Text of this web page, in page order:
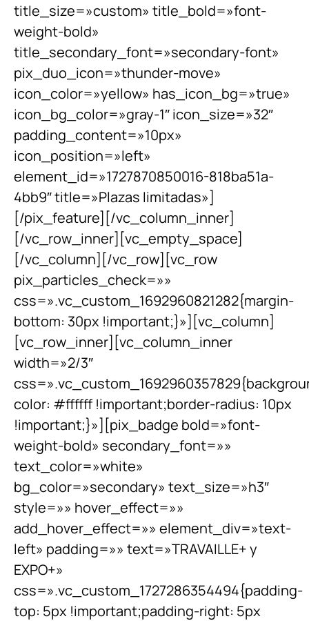
title_size=»custom» title_bold=»font-
weight-bold»
title_secondary_font=»secondary-font»
pix_duo_icon=»thunder-move»
icon_color=»yellow» has_icon_bg=»true»
icon_bg_color=»gray-1″ icon_size=»32″
padding_content=»10px»
icon_position=»left»
element_id=»1727870850016-818ba51a-
4bb9″ title=»Plazas limitadas»]
[/pix_feature][/vc_column_inner]
[/vc_row_inner][vc_empty_space]
[/vc_column][/vc_row][vc_row
pix_particles_check=»»
css=».vc_custom_1692960821282{margin-
bottom: 30px !important;}»][vc_column]
[vc_row_inner][vc_column_inner
width=»2/3″
color: #ffffff !important;border-radius: 10px
!important;}»][pix_badge bold=»font-
weight-bold» secondary_font=»»
text_color=»white»
bg_color=»secondary» text_size=»h3″
style=»» hover_effect=»»
add_hover_effect=»» element_div=»text-
left» padding=»» text=»TRAVAILLE+ y
EXPO+»
css=».vc_custom_1727286354494{padding-
top: 5px !important;padding-right: 5px